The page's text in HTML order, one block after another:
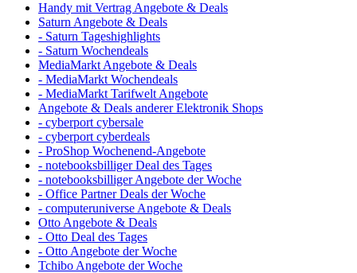
Handy mit Vertrag Angebote & Deals
Saturn Angebote & Deals
- Saturn Tageshighlights
- Saturn Wochendeals
MediaMarkt Angebote & Deals
- MediaMarkt Wochendeals
- MediaMarkt Tarifwelt Angebote
Angebote & Deals anderer Elektronik Shops
- cyberport cybersale
- cyberport cyberdeals
- ProShop Wochenend-Angebote
- notebooksbilliger Deal des Tages
- notebooksbilliger Angebote der Woche
- Office Partner Deals der Woche
- computeruniverse Angebote & Deals
Otto Angebote & Deals
- Otto Deal des Tages
- Otto Angebote der Woche
Tchibo Angebote der Woche